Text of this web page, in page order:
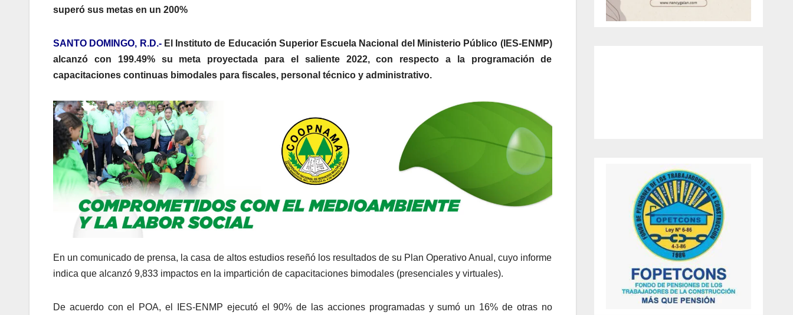
superó sus metas en un 200%
SANTO DOMINGO, R.D.- El Instituto de Educación Superior Escuela Nacional del Ministerio Público (IES-ENMP)
alcanzó con 199.49% su meta proyectada para el saliente 2022, con respecto a la programación de
capacitaciones continuas bimodales para fiscales, personal técnico y administrativo.
En un comunicado de prensa, la casa de altos estudios reseñó los resultados de su Plan Operativo Anual, cuyo informe
indica que alcanzó 9,833 impactos en la impartición de capacitaciones bimodales (presenciales y virtuales).
De acuerdo con el POA, el IES-ENMP ejecutó el 90% de las acciones programadas y sumó un 16% de otras no